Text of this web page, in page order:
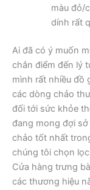
màu đỏ/
dính rất
Ai đã có ý muốn
chắn điểm đến lý
mình rất nhiều đồ
các dòng chảo
đối tới sức khỏe
đang mong đợi
chảo tốt nhất
chúng tôi chọn
Cửa hàng trưng
các thương hiệu